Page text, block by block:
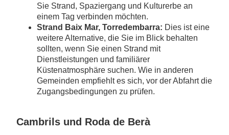
Sie Strand, Spaziergang und Kulturerbe an
einem Tag verbinden möchten.
Strand Baix Mar, Torredembarra: Dies ist eine
weitere Alternative, die Sie im Blick behalten
sollten, wenn Sie einen Strand mit
Dienstleistungen und familiärer
Küstenatmosphäre suchen. Wie in anderen
Gemeinden empfiehlt es sich, vor der Abfahrt die
Zugangsbedingungen zu prüfen.
Cambrils und Roda de Berà